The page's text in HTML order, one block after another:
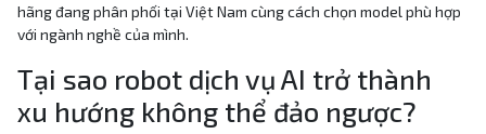
hãng đang phân phối tại Việt Nam cùng cách chọn model phù hợp
với ngành nghề của mình.
Tại sao robot dịch vụ AI trở thành
xu hướng không thể đảo ngược?